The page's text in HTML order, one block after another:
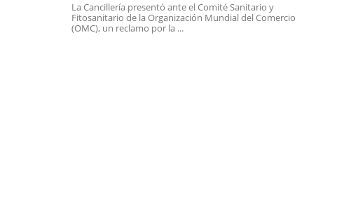
La Cancillería presentó ante el Comité Sanitario y
Fitosanitario de la Organización Mundial del Comercio
(OMC), un reclamo por la ...